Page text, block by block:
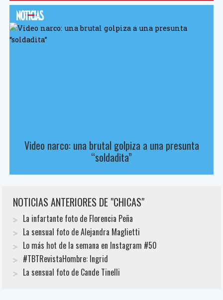
Video narco: una brutal golpiza a una presunta
“soldadita”
NOTICIAS ANTERIORES DE "CHICAS"
La infartante foto de Florencia Peña
La sensual foto de Alejandra Maglietti
Lo más hot de la semana en Instagram #50
#TBTRevistaHombre: Ingrid
La sensual foto de Cande Tinelli